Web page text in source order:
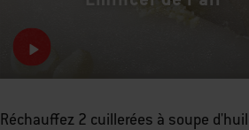
Réchauffez 2 cuillerées à soupe